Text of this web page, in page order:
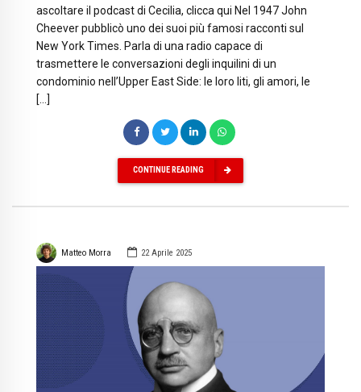
ascoltare il podcast di Cecilia, clicca qui Nel 1947 John
Cheever pubblicò uno dei suoi più famosi racconti sul
New York Times. Parla di una radio capace di
trasmettere le conversazioni degli inquilini di un
condominio nell’Upper East Side: le loro liti, gli amori, le
[…]
CONTINUE READING
Matteo Morra 22 Aprile 2025